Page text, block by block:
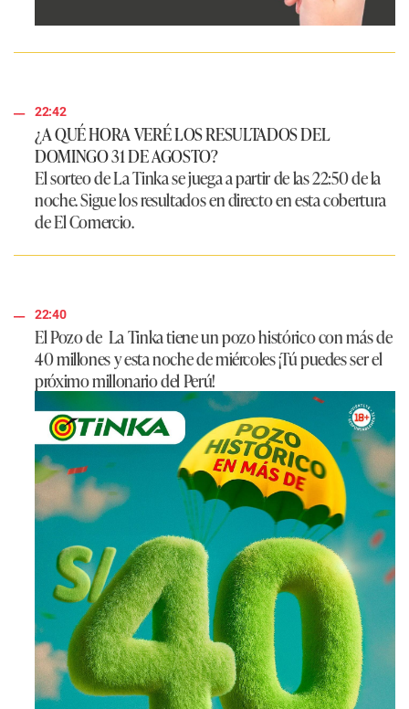
22:42
¿A QUÉ HORA VERÉ LOS RESULTADOS DEL
DOMINGO 31 DE AGOSTO?
El sorteo deLa Tinkase juega a partir de las 22:50 de la
noche. Sigue los resultados en directo en esta cobertura
deEl Comercio.
22:40
El Pozo de La Tinka tiene un pozo histórico con más de
40 millonesy esta noche de miércoles ¡Tú puedes ser el
próximo millonario del Perú!